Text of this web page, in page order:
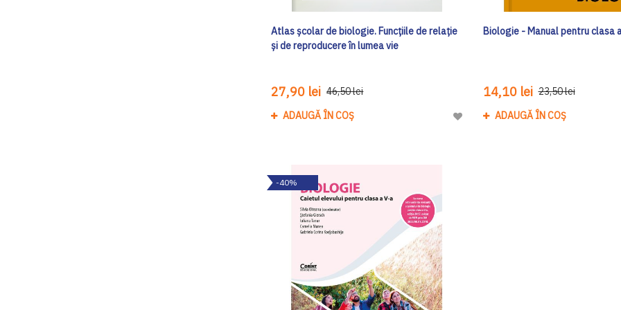
Atlas școlar de biologie. Funcțiile de relație
și de reproducere în lumea vie
27,90 lei 46,50 lei
ADAUGĂ ÎN COȘ
Adaugă
Biologie - Manual pentru clasa
14,10 lei 23,50 lei
ADAUGĂ ÎN COȘ
-40%